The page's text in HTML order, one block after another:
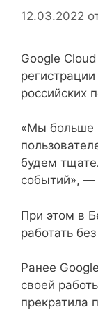
12.03.2022
Google
российских
«Мы больше
будем
событий», —
При этом в
работать
Ранее
своей
прекратила